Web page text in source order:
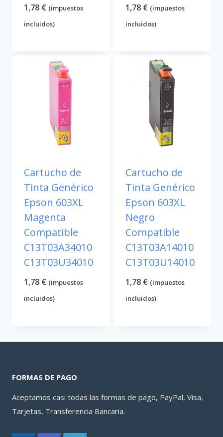
1,78 € (impuestos
incluidos)
1,78 € (impuestos
incluidos)
Cartucho de
Tinta Genérico
Epson 603XL
Magenta
Compatible
C13T03A34010
C13T03U34010
1,78 € (impuestos
incluidos)
Cartucho de
Tinta Genérico
Epson 603XL
Negro
Compatible
C13T03A14010
C13T03U14010
1,78 € (impuestos
incluidos)
FORMAS DE PAGO
Aceptamos casi todas las formas de pago, PayPal, Visa,
Tarjetas, Transferencia Bancaria.